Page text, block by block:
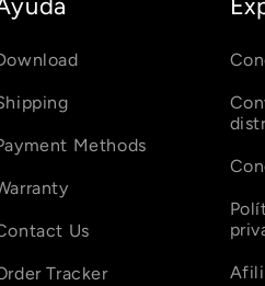
Methods
Us
Tracker